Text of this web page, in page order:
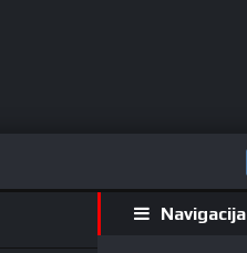
Navigacija